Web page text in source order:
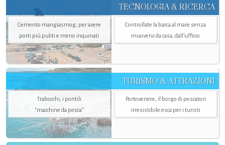
TECNOLOGIA & RICERCA
Cemento mangiasmog, per avere
porti più puliti e meno inquinati
Controllate la barca al mare senza
muovervi da casa, dall’ufficio
TURISMO & ATTRAZIONI
Trabocchi, i pontili
"macchine da pesca"
Portovenere, il borgo di pescatori
irresistibile esca per i turisti